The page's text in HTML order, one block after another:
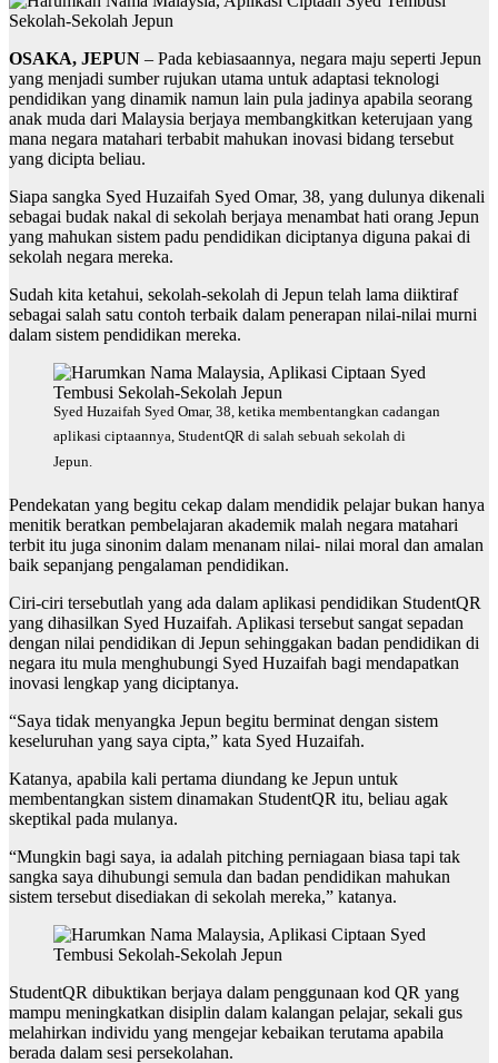
OSAKA, JEPUN – Pada kebiasaannya, negara maju seperti Jepun
yang menjadi sumber rujukan utama untuk adaptasi teknologi
pendidikan yang dinamik namun lain pula jadinya apabila seorang
anak muda dari Malaysia berjaya membangkitkan keterujaan yang
mana negara matahari terbabit mahukan inovasi bidang tersebut
yang dicipta beliau.
Siapa sangka Syed Huzaifah Syed Omar, 38, yang dulunya dikenali
sebagai budak nakal di sekolah berjaya menambat hati orang Jepun
yang mahukan sistem padu pendidikan diciptanya diguna pakai di
sekolah negara mereka.
Sudah kita ketahui, sekolah-sekolah di Jepun telah lama diiktiraf
sebagai salah satu contoh terbaik dalam penerapan nilai-nilai murni
dalam sistem pendidikan mereka.
Syed Huzaifah Syed Omar, 38, ketika membentangkan cadangan
aplikasi ciptaannya, StudentQR di salah sebuah sekolah di
Jepun.
Pendekatan yang begitu cekap dalam mendidik pelajar bukan hanya
menitik beratkan pembelajaran akademik malah negara matahari
terbit itu juga sinonim dalam menanam nilai- nilai moral dan amalan
baik sepanjang pengalaman pendidikan.
Ciri-ciri tersebutlah yang ada dalam aplikasi pendidikan StudentQR
yang dihasilkan Syed Huzaifah. Aplikasi tersebut sangat sepadan
dengan nilai pendidikan di Jepun sehinggakan badan pendidikan di
negara itu mula menghubungi Syed Huzaifah bagi mendapatkan
inovasi lengkap yang diciptanya.
“Saya tidak menyangka Jepun begitu berminat dengan sistem
keseluruhan yang saya cipta,” kata Syed Huzaifah.
Katanya, apabila kali pertama diundang ke Jepun untuk
membentangkan sistem dinamakan StudentQR itu, beliau agak
skeptikal pada mulanya.
“Mungkin bagi saya, ia adalah pitching perniagaan biasa tapi tak
sangka saya dihubungi semula dan badan pendidikan mahukan
sistem tersebut disediakan di sekolah mereka,” katanya.
StudentQR dibuktikan berjaya dalam penggunaan kod QR yang
mampu meningkatkan disiplin dalam kalangan pelajar, sekali gus
melahirkan individu yang mengejar kebaikan terutama apabila
berada dalam sesi persekolahan.